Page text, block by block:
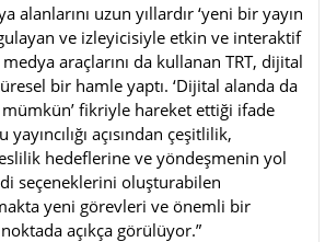
alanlarını uzun yıllardır ‘yeni bir yayın
ve izleyicisiyle etkin ve interaktif
araçlarını da kullanan TRT, dijital
bir hamle yaptı. ‘Dijital alanda da
fikriyle hareket ettiği ifade
açısından çeşitlilik,
hedeflerine ve yöndeşmenin yol
seçeneklerini oluşturabilen
yeni görevleri ve önemli bir
açıkça görülüyor.”